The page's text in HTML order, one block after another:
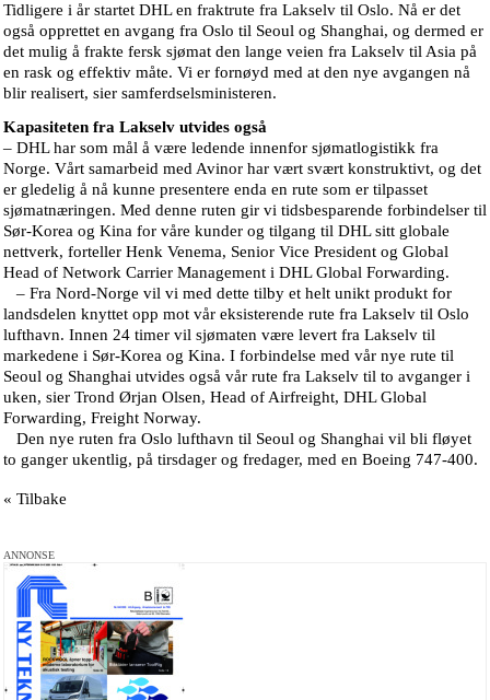
Tidligere i år startet DHL en fraktrute fra Lakselv til Oslo. Nå er det
også opprettet en avgang fra Oslo til Seoul og Shanghai, og dermed er
det mulig å frakte fersk sjømat den lange veien fra Lakselv til Asia på
en rask og effektiv måte. Vi er fornøyd med at den nye avgangen nå
blir realisert, sier samferdselsministeren.
Kapasiteten fra Lakselv utvides også
– DHL har som mål å være ledende innenfor sjømatlogistikk fra
Norge. Vårt samarbeid med Avinor har vært svært konstruktivt, og det
er gledelig å nå kunne presentere enda en rute som er tilpasset
sjømatnæringen. Med denne ruten gir vi tidsbesparende forbindelser til
Sør-Korea og Kina for våre kunder og tilgang til DHL sitt globale
nettverk, forteller Henk Venema, Senior Vice President og Global
Head of Network Carrier Management i DHL Global Forwarding.
– Fra Nord-Norge vil vi med dette tilby et helt unikt produkt for
landsdelen knyttet opp mot vår eksisterende rute fra Lakselv til Oslo
lufthavn. Innen 24 timer vil sjømaten være levert fra Lakselv til
markedene i Sør-Korea og Kina. I forbindelse med vår nye rute til
Seoul og Shanghai utvides også vår rute fra Lakselv til to avganger i
uken, sier Trond Ørjan Olsen, Head of Airfreight, DHL Global
Forwarding, Freight Norway.
Den nye ruten fra Oslo lufthavn til Seoul og Shanghai vil bli fløyet
to ganger ukentlig, på tirsdager og fredager, med en Boeing 747-400.
« Tilbake
ANNONSE